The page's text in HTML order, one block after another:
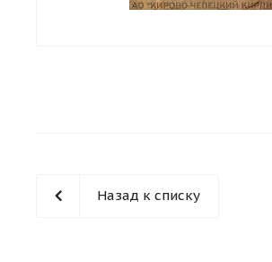
Назад к списку